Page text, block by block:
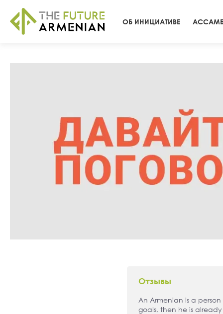
ОБ ИНИЦИАТИВЕ
Отзывы
An Armenian is a
goals, then he is